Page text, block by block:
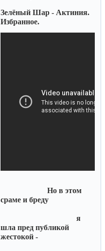
Зелёный Шар - Актиния.
Избранное.
Но в этом
сраме и бреду
я
шла пред публикой
жестокой -